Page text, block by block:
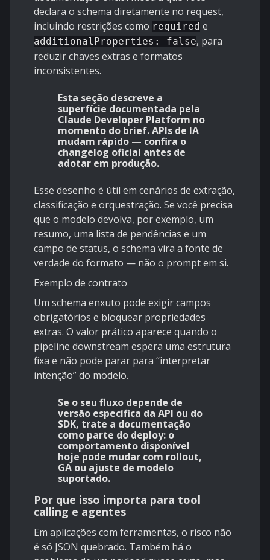
declara o schema diretamente no request,
incluindo restrições como required e
additionalProperties: false, para
reduzir chaves extras e formatos
inconsistentes.
Esta seção descreve a
superfície documentada pela
Claude Developer Platform no
momento do brief. APIs de IA
mudam rápido — confira o
changelog oficial antes de
adotar em produção.
Esse desenho é útil em cenários de extração,
classificação e orquestração. Se você precisa
que o modelo devolva, por exemplo, um
resumo, uma lista de pendências e um
campo de status, o schema vira a fonte de
verdade do formato — não o prompt em si.
Exemplo de contrato
Um schema enxuto pode exigir campos
obrigatórios e bloquear propriedades
extras. O valor prático aparece quando o
pipeline downstream espera uma estrutura
fixa e não pode parar para “interpretar
intenção” do modelo.
Se o seu fluxo depende de
versão específica da API ou do
SDK, trate a documentação
como parte do deploy: o
comportamento disponível
hoje pode mudar com rollout,
GA ou ajuste de modelo
suportado.
Por que isso importa para tool
calling e agentes
Em aplicações com ferramentas, o risco não
é só JSON quebrado. Também há o